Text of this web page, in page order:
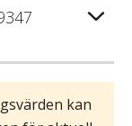
kan